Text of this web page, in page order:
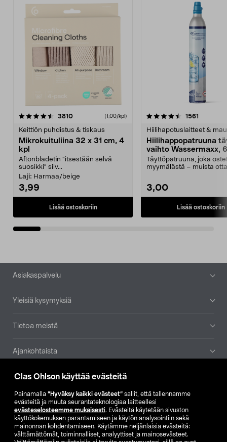
Clas Ohlson käyttää evästeitä
Painamalla ”Hyväksy kaikki evästeet” sallit, että tallennamme
evästeitä ja muuta seurantateknologiaa laitteellesi
evästeselosteemme mukaisesti. Evästeitä käytetään sivuston
käyttökokemuksen parantamiseen ja käytön analysointiin sekä
mainonnan kohdentamiseen. Käytämme neljänlaisia evästeitä:
välttämättömät, toiminnalliset, analyyttiset ja mainosevästeet.
3810arvostelut (1,00/kpl)
Keittiön puhdistus & tiskaus
Mikrokuituliina 32 x 31 cm, 4
kpl
Aftonbladetin "itsestään selvä
suosikki" siiv...
Laji: Harmaa/beige
3,99
Lisää ostoskoriin
4.5viidestä
1561
Hiilihapotuslaitteet &
Hiilihappopatruuna
vaihto Wassermaxx,
Täyttöpatruuna, joka
myymälästä – muista
3,00
Lisää ostoskoriin
4.5viidestä
Alatunniste
Asiakaspalvelu
Yleisiä kysymyksiä
Tietoa meistä
Ajankohtaista
Muut yrityksemme
Etsi myymälä
SE NO FI